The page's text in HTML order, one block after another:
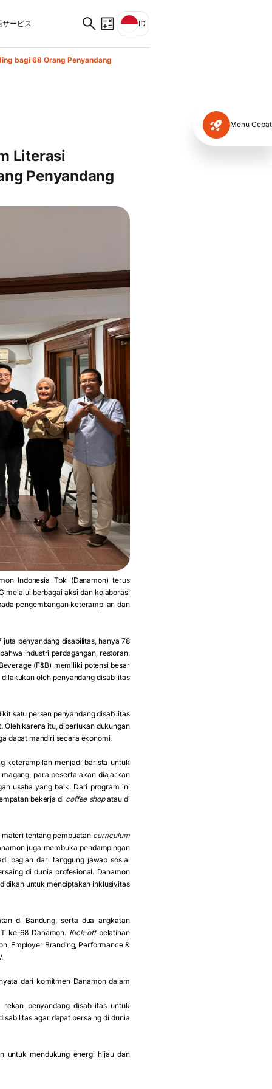
サービス ID
bagi 68 Orang Penyandang
Menu Cepat
Literasi
Penyandang
Indonesia Tbk (Danamon) terus
melalui berbagai aksi dan kolaborasi
pengembangan keterampilan dan
penyandang disabilitas, hanya 78
industri perdagangan, restoran,
(F&B) memiliki potensi besar
oleh penyandang disabilitas
satu persen penyandang disabilitas
Oleh karena itu, diperlukan dukungan
dapat mandiri secara ekonomi.
keterampilan menjadi barista untuk
para peserta akan diajarkan
usaha yang baik. Dari program ini
bekerja di coffee shopatau di
tentang pembuatan curriculum
juga membuka pendampingan
bagian dari tanggung jawab sosial
di dunia profesional. Danamon
untuk menciptakan inklusivitas
di Bandung, serta dua angkatan
ke-68 Danamon. Kick-offpelatihan
Employer Branding, Performance &
dari komitmen Danamon dalam
penyandang disabilitas untuk
agar dapat bersaing di dunia
untuk mendukung energi hijau dan